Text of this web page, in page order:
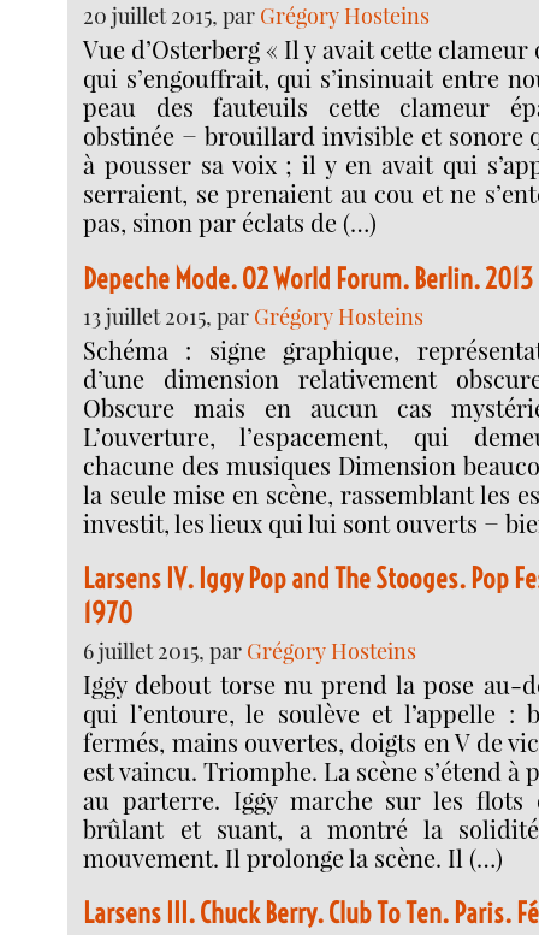
20 juillet 2015, par Grégory Hosteins
Vue d’Osterberg « Il y avait cette clameur
qui s’engouffrait, qui s’insinuait entre
peau des fauteuils cette clameur
obstinée − brouillard invisible et sonore
à pousser sa voix ; il y en avait qui
serraient, se prenaient au cou et ne
pas, sinon par éclats de (…)
Depeche Mode. O2 World Forum. Berlin. 2013
13 juillet 2015, par Grégory Hosteins
Schéma : signe graphique,
d’une dimension relativement
Obscure mais en aucun cas
L’ouverture, l’espacement, qui
chacune des musiques Dimension
la seule mise en scène, rassemblant les
investit, les lieux qui lui sont ouverts −
Larsens IV. Iggy Pop and The Stooges. Pop
1970
6 juillet 2015, par Grégory Hosteins
Iggy debout torse nu prend la pose au-
qui l’entoure, le soulève et l’appelle :
fermés, mains ouvertes, doigts en V de
est vaincu. Triomphe. La scène s’étend à
au parterre. Iggy marche sur les flots
brûlant et suant, a montré la
mouvement. Il prolonge la scène. Il (…)
Larsens III. Chuck Berry. Club To Ten. Paris.